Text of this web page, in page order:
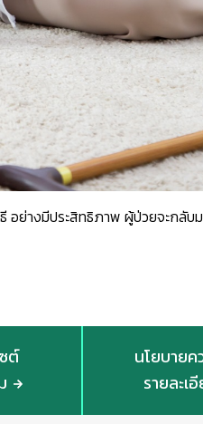
อย่างมีประสิทธิภาพ ผู้ป่วยจะกลับ
ต์
นโยบายค
รายละเ